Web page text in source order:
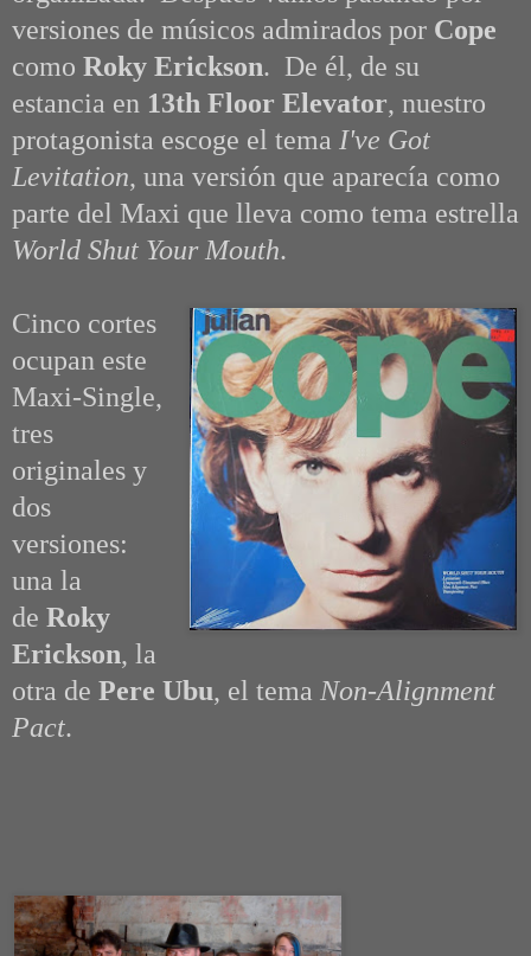
versiones de músicos admirados por Cope
como Roky Erickson. De él, de su
estancia en 13th Floor Elevator, nuestro
protagonista escoge el tema I've Got
Levitation, una versión que aparecía como
parte del Maxi que lleva como tema estrella
World Shut Your Mouth.
Cinco cortes
ocupan este
Maxi-Single,
tres
originales y
dos
versiones:
una la
de Roky
Erickson, la
otra de Pere Ubu, el tema Non-Alignment
Pact.